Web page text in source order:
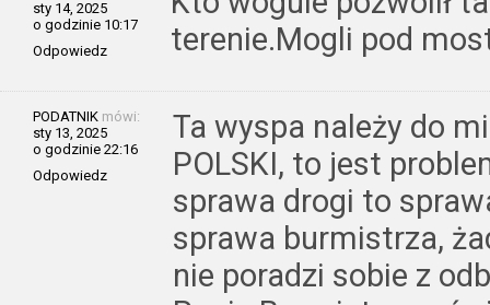
sty 14, 2025
o godzinie 10:17
Odpowiedz
terenie.Mogli pod
PODATNIK mówi:
sty 13, 2025
o godzinie 22:16
Odpowiedz
Ta wyspa należy do
POLSKI, to jest
sprawa drogi to
sprawa burmistrza,
nie poradzi sobie z